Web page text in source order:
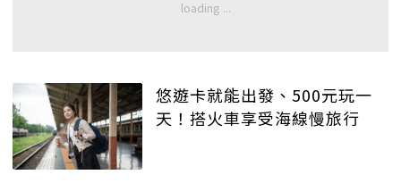
悠遊卡就能出發、500元玩一
天！搭火車享受海線慢旅行